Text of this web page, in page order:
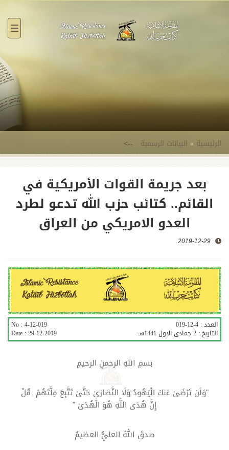
الرئيسية » البيانات الرسمية -->
بعد جريمة القوات الأمريكية في
القائم.. كتائب حزب الله تدعو لطرد
العدو الامريكي من العراق
2019-12-29
العدد : 4-12-019
التاريخ : 2 جمادى الاول 1441هـ
No :4-12-019
Date :29-12-2019
بسمِ اللهِ الرحمنِ الرحيمِ
"وَلَن تَرْضَىٰ عَنكَ الْيَهُودُ وَلَا النَّصَارَىٰ حَتَّىٰ تَتَّبِعَ مِلَّتَهُمْ قُلْ
إِنَّ هُدَى اللَّهِ هُوَ الْهُدَىٰ "
صدقَ اللهُ العليُّ العظيمُ